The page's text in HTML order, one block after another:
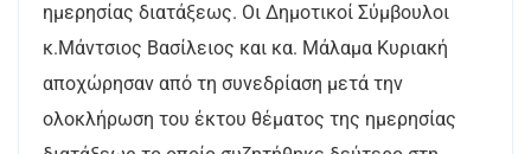
ημερησίας διατάξεως. Οι Δημοτικοί Σύμβουλοι
κ.Μάντσιος Βασίλειος και κα. Μάλαμα Κυριακή
αποχώρησαν από τη συνεδρίαση μετά την
ολοκλήρωση του έκτου θέματος της ημερησίας